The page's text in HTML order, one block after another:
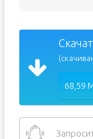
68,59